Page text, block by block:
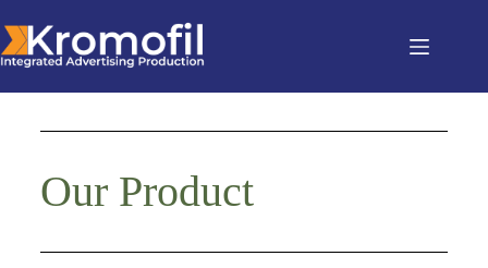
Our Product